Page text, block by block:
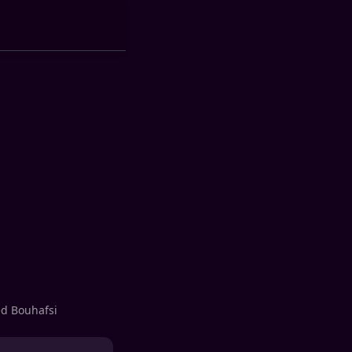
Bouhafsi